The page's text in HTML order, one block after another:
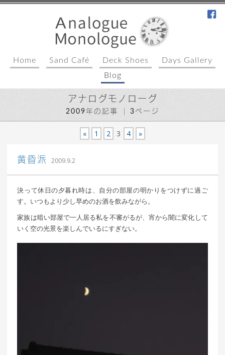
Home Sand Café Deck Shoes
Days Gallery
Blog
アナログモノローグ
2009年の記事 3ページ
« 1 2 3 4 »
黄昏派 2009.9.2
決って休日の夕暮れ時は、自分の部屋の明かりをつけずに過ご
す。いつもより少し早めのお酒を飲みながら。
家族は暗い部屋で一人居る私を不審がるが、宵から闇に変化して
いく空の光景を楽しんでいるにすぎない。